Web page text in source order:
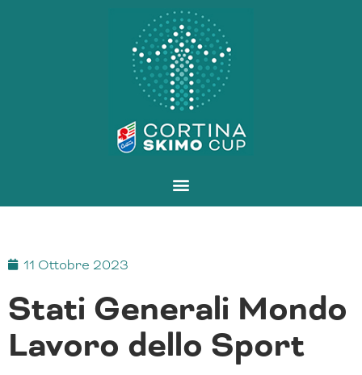
11 Ottobre 2023
Stati Generali Mondo
Lavoro dello Sport